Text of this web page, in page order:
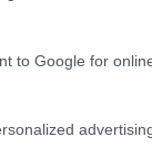
to Google for